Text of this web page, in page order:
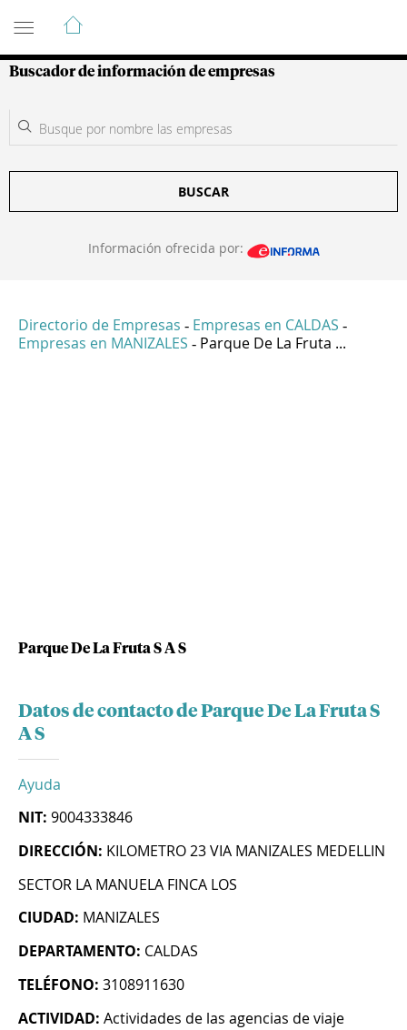
Guía de Empresas Colombianas
Buscador de información de empresas
BUSCAR
Información ofrecida por:
Directorio de Empresas - Empresas en CALDAS -
Empresas en MANIZALES - Parque De La Fruta ...
Parque De La Fruta S A S
Datos de contacto de Parque De La Fruta S
A S
Ayuda
NIT: 9004333846
DIRECCIÓN: KILOMETRO 23 VIA MANIZALES MEDELLIN
SECTOR LA MANUELA FINCA LOS
CIUDAD: MANIZALES
DEPARTAMENTO: CALDAS
TELÉFONO: 3108911630
ACTIVIDAD: Actividades de las agencias de viaje